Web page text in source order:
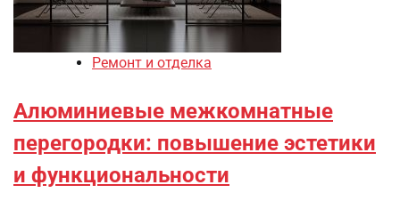
Ремонт и отделка
Алюминиевые межкомнатные
перегородки: повышение эстетики
и функциональности